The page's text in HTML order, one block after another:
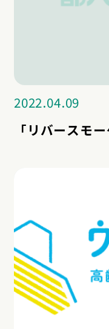
2022.04.09
「リバースモ